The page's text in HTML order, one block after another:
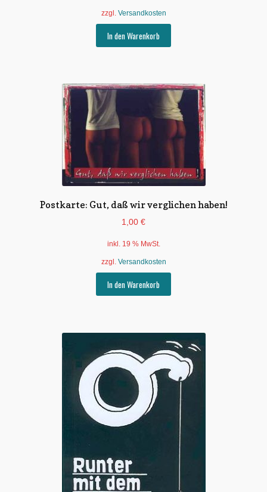
zzgl. Versandkosten
In den Warenkorb
Postkarte: Gut, daß wir verglichen haben!
1,00 €
inkl. 19 % MwSt.
zzgl. Versandkosten
In den Warenkorb